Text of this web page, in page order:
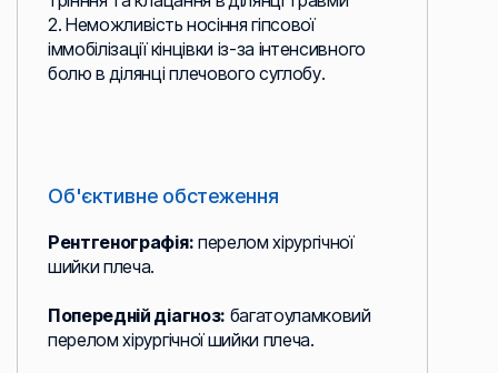
Об'єктивне обстеження
2. Неможливість носіння гіпсової
іммобілізації кінцівки із-за інтенсивного
болю в ділянці плечового суглобу.
Рентгенографія: перелом хірургічної
шийки плеча.
Попередній діагноз: багатоуламковий
перелом хірургічної шийки плеча.